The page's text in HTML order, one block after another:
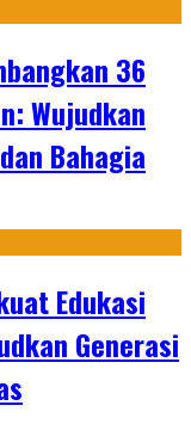
36
Wujudkan
Bahagia
Edukasi
Generasi